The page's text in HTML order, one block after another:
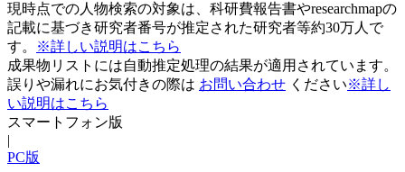
現時点での人物検索の対象は、科研費報告書やresearchmapの
記載に基づき研究者番号が推定された研究者等約30万人で
す。
※詳しい説明はこちら
成果物リストには自動推定処理の結果が適用されています。
誤りや漏れにお気付きの際は お問い合わせ ください※詳し
い説明はこちら
スマートフォン版
|
PC版